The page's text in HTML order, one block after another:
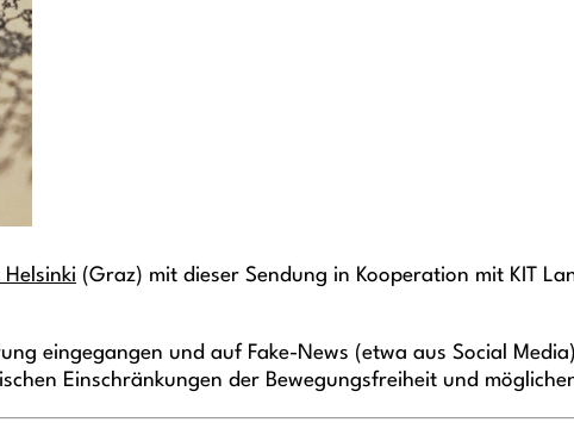
Helsinki (Graz) mit dieser Sendung in Kooperation mit KIT
eingegangen und auf Fake-News (etwa aus Social
Einschränkungen der Bewegungsfreiheit und